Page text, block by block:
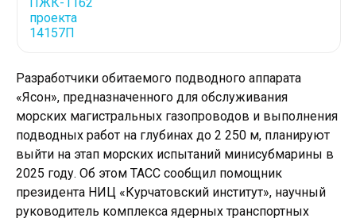
Разработчики обитаемого подводного аппарата
«Ясон», предназначенного для обслуживания
морских магистральных газопроводов и выполнения
подводных работ на глубинах до 2 250 м, планируют
выйти на этап морских испытаний минисубмарины в
2025 году. Об этом ТАСС сообщил помощник
президента НИЦ «Курчатовский институт», научный
руководитель комплекса ядерных транспортных